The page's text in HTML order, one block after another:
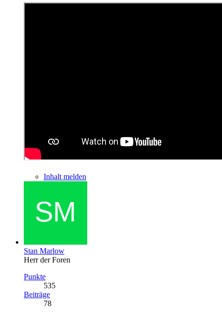
Inhalt melden
Stan Marlow
Herr der Foren
Punkte
535
Beiträge
78